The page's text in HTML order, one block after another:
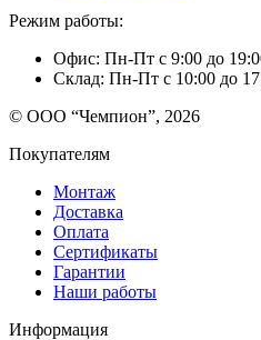
Режим работы:
Офис: Пн-Пт с 9:00 до
Склад: Пн-Пт с 10:00 до
© ООО “Чемпион”, 2026
Покупателям
Монтаж
Доставка
Оплата
Сертификаты
Гарантии
Наши работы
Информация